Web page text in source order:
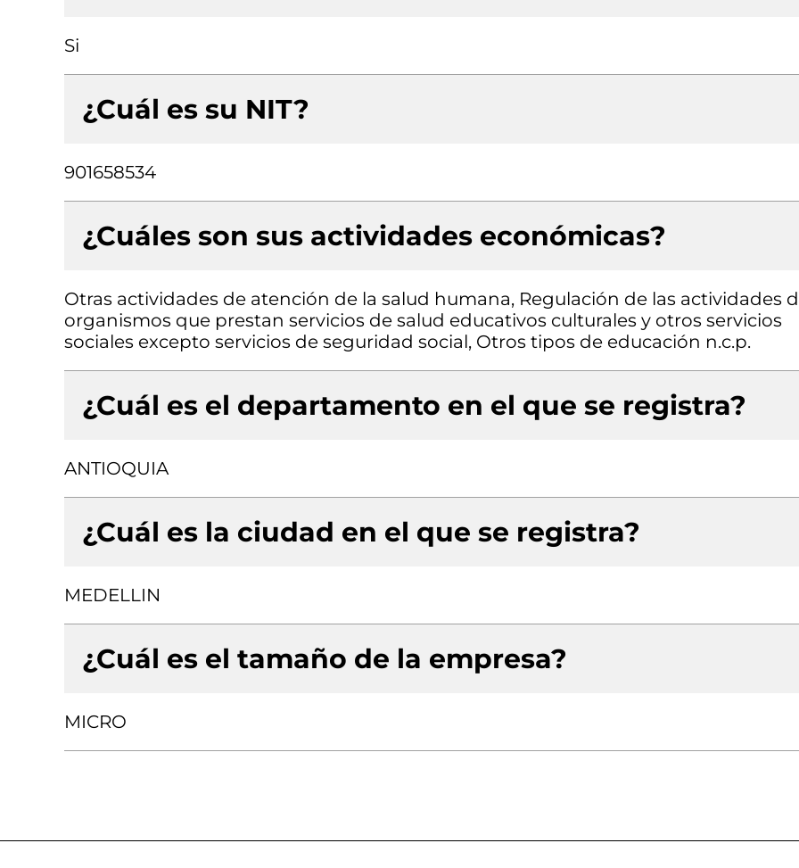
Si
¿Cuál es su NIT?
901658534
¿Cuáles son sus actividades económicas?
Otras actividades de atención de la salud humana, Regulación de las actividades
organismos que prestan servicios de salud educativos culturales y otros servicios
sociales excepto servicios de seguridad social, Otros tipos de educación n.c.p.
¿Cuál es el departamento en el que se registra?
ANTIOQUIA
¿Cuál es la ciudad en el que se registra?
MEDELLIN
¿Cuál es el tamaño de la empresa?
MICRO